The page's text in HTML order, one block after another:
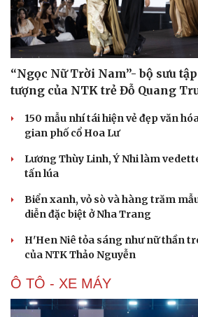
Văn hóa
Văn học
Âm nhạc
“Ngọc Nữ Trời Nam”- bộ sưu
tượng của NTK trẻ Đỗ Quang
150 mẫu nhí tái hiện vẻ đẹp văn
gian phố cổ Hoa Lư
Lương Thùy Linh, Ý Nhi làm
tấn lúa
Biển xanh, vỏ sò và hàng trăm
diễn đặc biệt ở Nha Trang
H'Hen Niê tỏa sáng như nữ thần
của NTK Thảo Nguyễn
Ô TÔ - XE MÁY